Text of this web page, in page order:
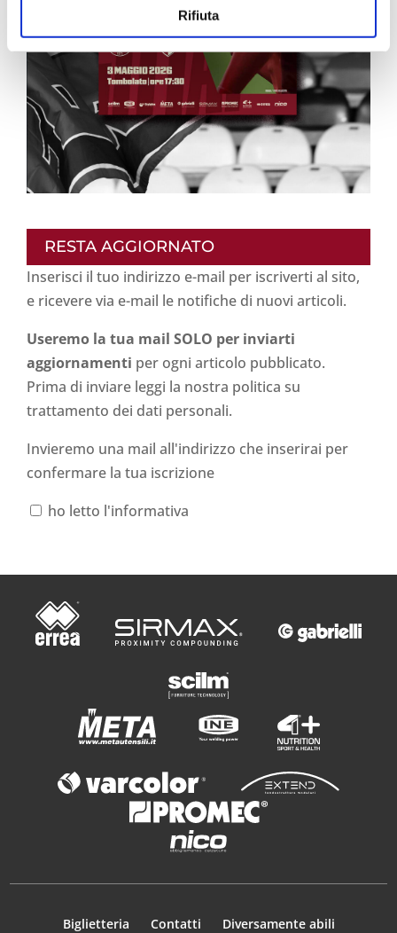
Rifiuta
RESTA AGGIORNATO
Inserisci il tuo indirizzo e-mail per iscriverti al sito,
e ricevere via e-mail le notifiche di nuovi articoli.
Useremo la tua mail SOLO per inviarti
aggiornamenti per ogni articolo pubblicato.
Prima di inviare leggi la nostra politica su
trattamento dei dati personali.
Invieremo una mail all'indirizzo che inserirai per
confermare la tua iscrizione
ho letto l'informativa
Biglietteria Contatti Diversamente abili